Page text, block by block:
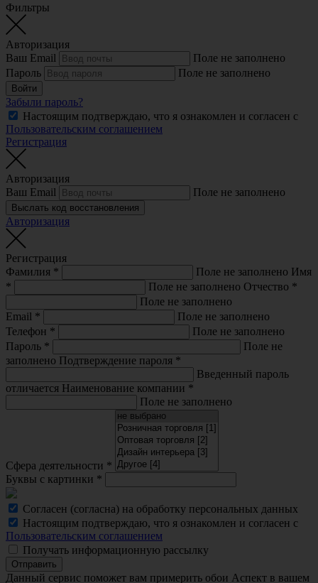
Фильтры
Авторизация
Ваш Email
Поле не заполнено
Пароль
Поле не заполнено
Войти
Забыли пароль?
Настоящим подтверждаю, что я ознакомлен и согласен с
Пользовательским соглашением
Регистрация
Авторизация
Ваш Email
Поле не заполнено
Выслать код восстановления
Авторизация
Регистрация
Фамилия * Поле не заполнено Имя
*
Поле не заполнено Отчество *
Поле не заполнено
Email *
Поле не заполнено
Телефон *
Поле не заполнено
Пароль *
Поле не
заполнено Подтверждение пароля *
Введенный пароль
отличается Наименование компании *
Поле не заполнено
Сфера деятельности *
Буквы с картинки *
Согласен (согласна) на обработку персональных данных
Настоящим подтверждаю, что я ознакомлен и согласен с
Пользовательским соглашением
Получать информационную рассылку
Отправить
Данный сервис поможет вам примерить обои Аспект в вашем